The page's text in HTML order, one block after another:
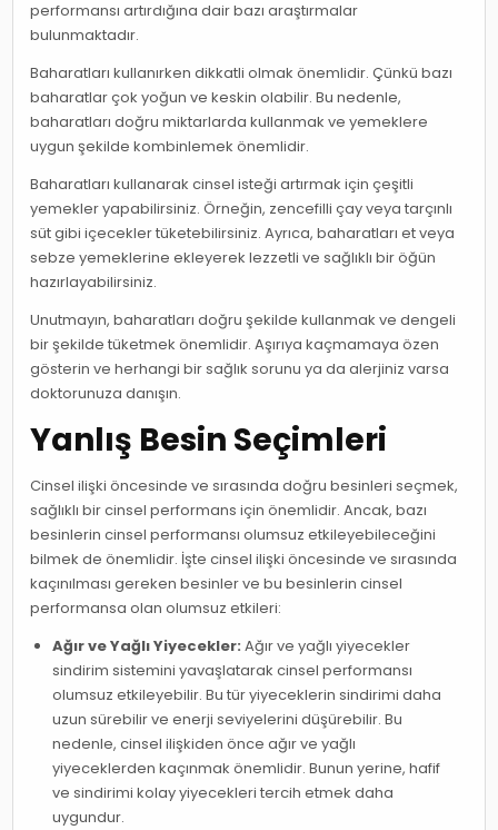
performansı artırdığına dair bazı araştırmalar
bulunmaktadır.
Baharatları kullanırken dikkatli olmak önemlidir. Çünkü bazı
baharatlar çok yoğun ve keskin olabilir. Bu nedenle,
baharatları doğru miktarlarda kullanmak ve yemeklere
uygun şekilde kombinlemek önemlidir.
Baharatları kullanarak cinsel isteği artırmak için çeşitli
yemekler yapabilirsiniz. Örneğin, zencefilli çay veya tarçınlı
süt gibi içecekler tüketebilirsiniz. Ayrıca, baharatları et veya
sebze yemeklerine ekleyerek lezzetli ve sağlıklı bir öğün
hazırlayabilirsiniz.
Unutmayın, baharatları doğru şekilde kullanmak ve dengeli
bir şekilde tüketmek önemlidir. Aşırıya kaçmamaya özen
gösterin ve herhangi bir sağlık sorunu ya da alerjiniz varsa
doktorunuza danışın.
Yanlış Besin Seçimleri
Cinsel ilişki öncesinde ve sırasında doğru besinleri seçmek,
sağlıklı bir cinsel performans için önemlidir. Ancak, bazı
besinlerin cinsel performansı olumsuz etkileyebileceğini
bilmek de önemlidir. İşte cinsel ilişki öncesinde ve sırasında
kaçınılması gereken besinler ve bu besinlerin cinsel
performansa olan olumsuz etkileri:
Ağır ve Yağlı Yiyecekler: Ağır ve yağlı yiyecekler
sindirim sistemini yavaşlatarak cinsel performansı
olumsuz etkileyebilir. Bu tür yiyeceklerin sindirimi daha
uzun sürebilir ve enerji seviyelerini düşürebilir. Bu
nedenle, cinsel ilişkiden önce ağır ve yağlı
yiyeceklerden kaçınmak önemlidir. Bunun yerine, hafif
ve sindirimi kolay yiyecekleri tercih etmek daha
uygundur.